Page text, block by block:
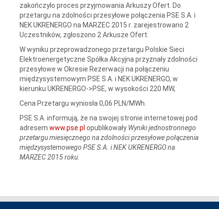
zakończyło proces przyjmowania Arkuszy Ofert. Do
przetargu na zdolności przesyłowe połączenia PSE S.A. i
NEK UKRENERGO na MARZEC 2015 r. zarejestrowano 2
Uczestników, zgłoszono 2 Arkusze Ofert.
W wyniku przeprowadzonego przetargu Polskie Sieci
Elektroenergetyczne Spółka Akcyjna przyznały zdolności
przesyłowe w Okresie Rezerwacji na połączeniu
międzysystemowym PSE S.A. i NEK UKRENERGO, w
kierunku UKRENERGO->PSE, w wysokości 220 MW,
Cena Przetargu wyniosła 0,06 PLN/MWh.
PSE S.A. informują, że na swojej stronie internetowej pod
adresem www.pse.pl opublikowały Wyniki jednostronnego
przetargu miesięcznego na zdolności przesyłowe połączenia
międzysystemowego PSE S.A. i NEK UKRENERGO na
MARZEC 2015 roku